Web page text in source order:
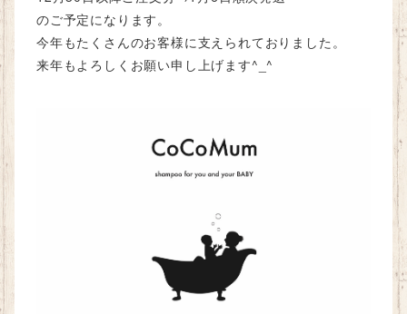
のご予定になります。
今年もたくさんのお客様に支えられておりました。
来年もよろしくお願い申し上げます^_^